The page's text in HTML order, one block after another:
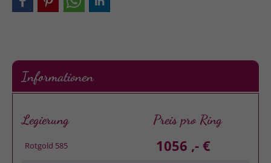
Informationen
Legierung Preis pro Ring
Rotgold 585 1056 ,- €